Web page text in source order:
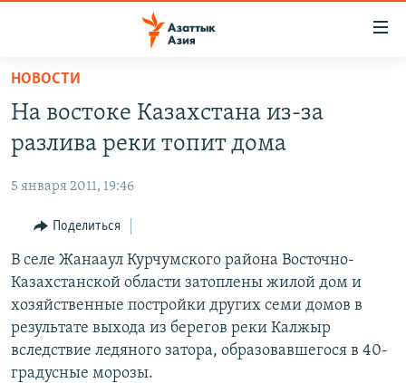
Вернуться
основному
содержанию
Вернутся
навигации
Вернутся
поиску
УЗБЕКИСТАН
ТАДЖИКИСТАН
ВОЙНА В УКРАИНЕ
НА ДРУГИХ ЯЗЫКАХ
ҚАЗАҚША
КЫРГЫЗЧА
ТОҶИКӢ
TÜRKMENÇE
Все сайты РСЕ/РС
НОВОСТИ
На востоке Казахстана из-за
разлива реки топит дома
5 января 2011, 19:46
Поделиться
В селе Жанааул Курчумского района Восточно-
Казахстанской области затоплены жилой дом и
хозяйственные постройки других семи домов в
результате выхода из берегов реки Калжыр
вследствие ледяного затора, образовавшегося в 40-
градусные морозы.